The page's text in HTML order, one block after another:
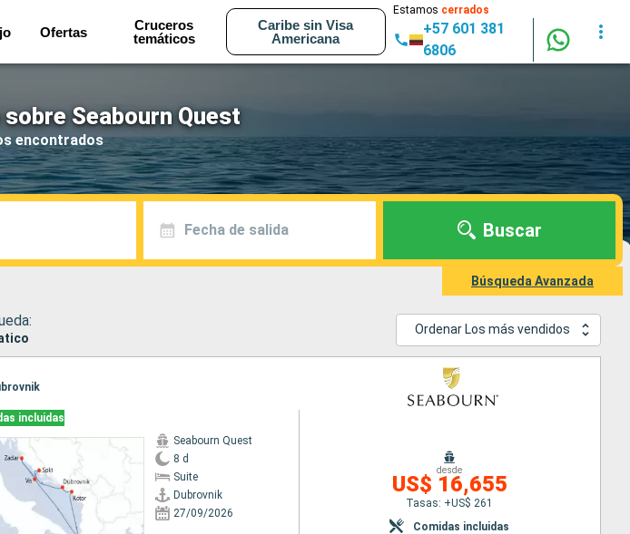
Ofertas
Cruceros
temáticos
Caribe sin Visa
Americana
Estamos cerrados
+57 601 381
6806
Seabourn Quest
encontrados
Fecha de salida Buscar
Búsqueda Avanzada
Ordenar Los más vendidos
incluidas
Seabourn Quest
8 d
Suite
Dubrovnik
27/09/2026
desde
US$ 16,655
Tasas: +US$ 261
Comidas incluidas